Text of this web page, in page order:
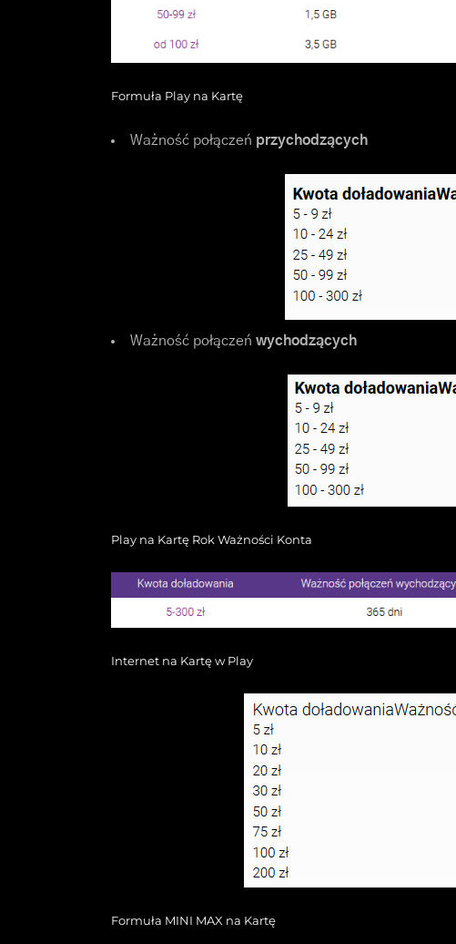
Formuła Play na Kartę
Ważność połączeń przychodzących
Ważność połączeń wychodzących
Play na Kartę Rok Ważności Konta
Internet na Kartę w Play
Formuła MINI MAX na Kartę